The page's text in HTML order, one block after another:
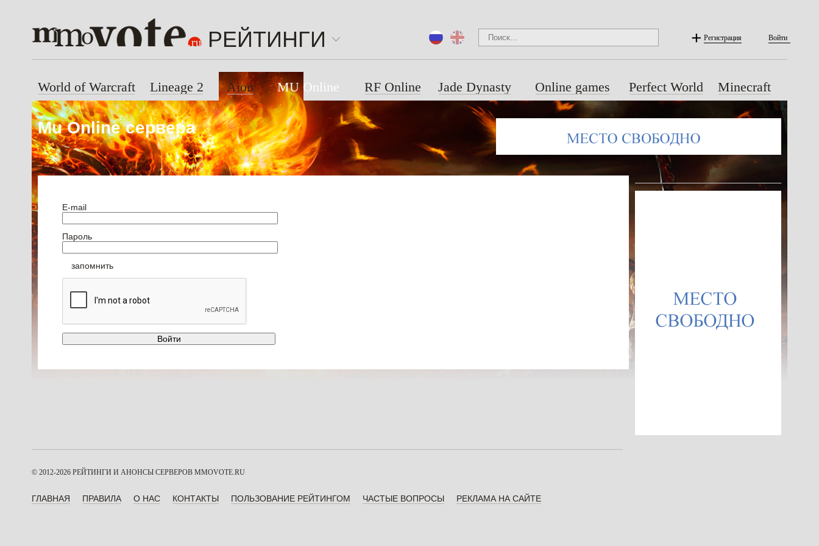
РЕЙТИНГИ Регистрация Войти
Mu Online сервера
World of Warcraft Lineage 2 Aion MU Online RF Online Jade Dynasty Online games Perfect World Minecraft
E-mail
Пароль
запомнить
© 2012-2026 РЕЙТИНГИ И АНОНСЫ СЕРВЕРОВ MMOVOTE.RU
ГЛАВНАЯ ПРАВИЛА О НАС КОНТАКТЫ ПОЛЬЗОВАНИЕ РЕЙТИНГОМ ЧАСТЫЕ ВОПРОСЫ РЕКЛАМА НА САЙТЕ